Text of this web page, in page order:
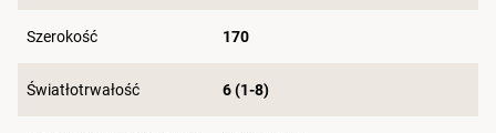
Szerokość 170
Światłotrwałość 6 (1-8)